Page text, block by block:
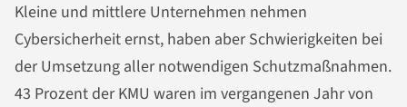
Kleine und mittlere Unternehmen nehmen
Cybersicherheit ernst, haben aber Schwierigkeiten bei
der Umsetzung aller notwendigen Schutzmaßnahmen.
43 Prozent der KMU waren im vergangenen Jahr von